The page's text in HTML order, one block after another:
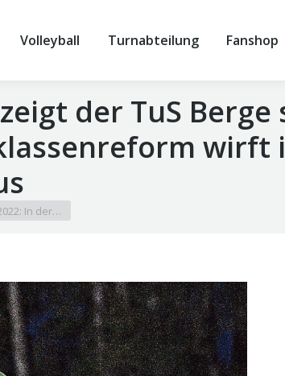
Volleyball Turnabteilung Fanshop
der TuS Berge
wirft
In der…